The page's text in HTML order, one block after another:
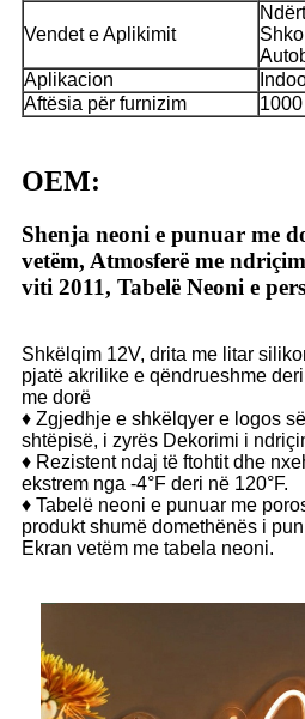
Vendet e Aplikimit
Aplikacion
Aftësia për furnizim
OEM:
Shenja neoni e punuar me
vetëm, Atmosferë me
viti 2011, Tabelë Neoni e
Shkëlqim 12V, drita me litar
pjatë akrilike e qëndrueshme
me dorë
♦ Zgjedhje e shkëlqyer e logos
shtëpisë, i zyrës Dekorimi i
♦ Rezistent ndaj të ftohtit dhe
ekstrem nga -4°F deri në 120°F.
♦ Tabelë neoni e punuar me
produkt shumë domethënës i
Ekran vetëm me tabela neoni.